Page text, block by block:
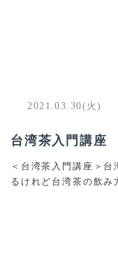
2021.03.30(火)
台湾茶入門講座
＜台湾茶入門講座＞
るけれど台湾茶の飲み